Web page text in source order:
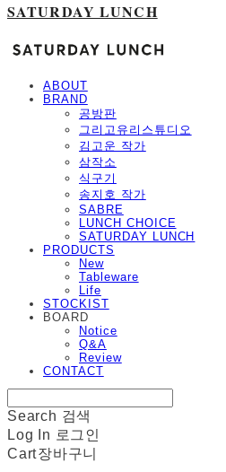
SATURDAY LUNCH
ABOUT
BRAND
공방판
그리고유리스튜디오
김고운 작가
삼작소
식구기
송지호 작가
SABRE
LUNCH CHOICE
SATURDAY LUNCH
PRODUCTS
New
Tableware
Life
STOCKIST
BOARD
Notice
Q&A
Review
CONTACT
Search 검색
Log In 로그인
Cart장바구니